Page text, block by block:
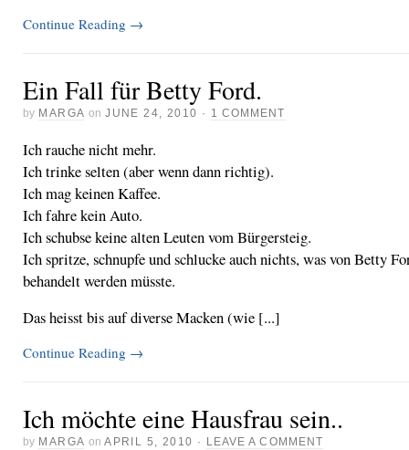
Continue Reading →
Ein Fall für Betty Ford.
by MARGA on JUNE 24, 2010 · 1 COMMENT
Ich rauche nicht mehr.
Ich trinke selten (aber wenn dann richtig).
Ich mag keinen Kaffee.
Ich fahre kein Auto.
Ich schubse keine alten Leuten vom Bürgersteig.
Ich spritze, schnupfe und schlucke auch nichts, was von Betty
behandelt werden müsste.
Das heisst bis auf diverse Macken (wie [...]
Continue Reading →
Ich möchte eine Hausfrau sein..
by MARGA on APRIL 5, 2010 · LEAVE A COMMENT